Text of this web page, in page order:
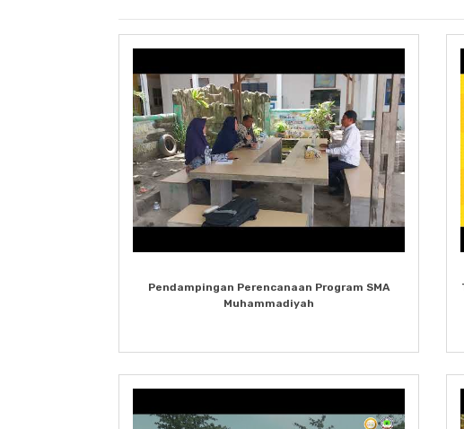
Pendampingan Perencanaan Program SMA
Muhammadiyah